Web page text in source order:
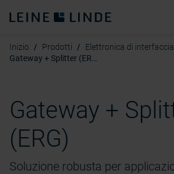
Inizio Prodotti
Elettronica di interfaccia
Gateway + Splitter (ERG)
Gateway +
(ERG)
Soluzione robusta per